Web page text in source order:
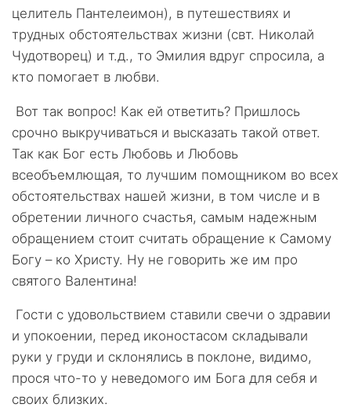
целитель Пантелеимон), в путешествиях и
трудных обстоятельствах жизни (свт. Николай
Чудотворец) и т.д., то Эмилия вдруг спросила, а
кто помогает в любви.
Вот так вопрос! Как ей ответить? Пришлось
срочно выкручиваться и высказать такой ответ.
Так как Бог есть Любовь и Любовь
всеобъемлющая, то лучшим помощником во всех
обстоятельствах нашей жизни, в том числе и в
обретении личного счастья, самым надежным
обращением стоит считать обращение к Самому
Богу – ко Христу. Ну не говорить же им про
святого Валентина!
Гости с удовольствием ставили свечи о здравии
и упокоении, перед иконостасом складывали
руки у груди и склонялись в поклоне, видимо,
прося что-то у неведомого им Бога для себя и
своих близких.